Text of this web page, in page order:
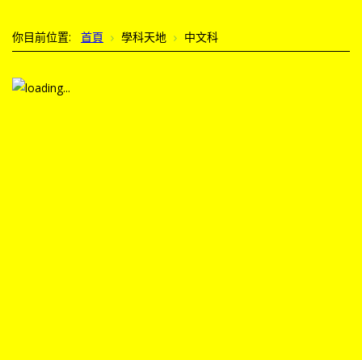
你目前位置: 首頁 學科天地 中文科